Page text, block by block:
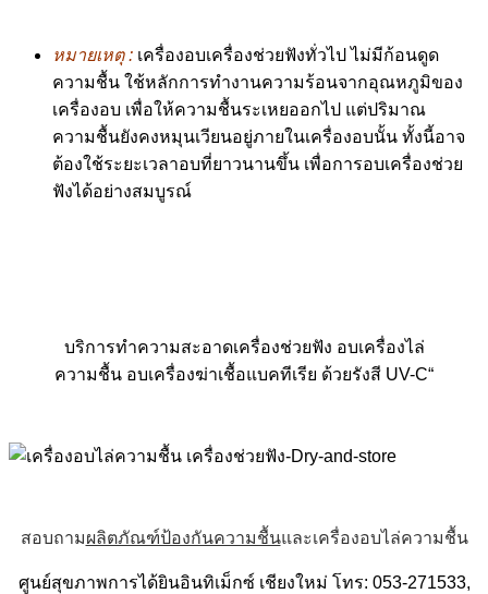
หมายเหตุ : เครื่องอบเครื่องช่วยฟังทั่วไป ไม่มีก้อนดูด
ความชื้น ใช้หลักการทำงานความร้อนจากอุณหภูมิของ
เครื่องอบ เพื่อให้ความชื้นระเหยออกไป แต่ปริมาณ
ความชื้นยังคงหมุนเวียนอยู่ภายในเครื่องอบนั้น ทั้งนี้อาจ
ต้องใช้ระยะเวลาอบที่ยาวนานขึ้น เพื่อการอบเครื่องช่วย
ฟังได้อย่างสมบูรณ์
บริการทำความสะอาดเครื่องช่วยฟัง อบเครื่องไล่
ความชื้น อบเครื่องฆ่าเชื้อแบคทีเรีย ด้วยรังสี UV-C“
สอบถามผลิตภัณฑ์ป้องกันความชื้นและเครื่องอบไล่ความชื้น
ศูนย์สุขภาพการได้ยินอินทิเม็กซ์ เชียงใหม่ โทร: 053-271533,